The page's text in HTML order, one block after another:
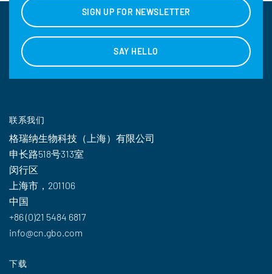
SIGN UP FOR NEWSLETTER
SAY HELLO
联系我们
格瑞纳生物科技（上海）有限公司
申长路518号313室
闵行区
上海市，201106
中国
+86 (0)21 5484 6817
info@cn.gbo.com
下载